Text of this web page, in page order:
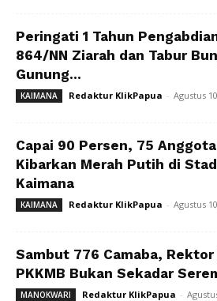
Peringati 1 Tahun
864/NN Ziarah dan Tabur
Gunung...
KAIMANA Redaktur KlikPapua - Agustus
Capai 90 Persen, 75
Kibarkan Merah Putih di
Kaimana
KAIMANA Redaktur KlikPapua - Agustus
Sambut 776 Camaba, Rektor
PKKMB Bukan Sekadar
MANOKWARI Redaktur KlikPapua -